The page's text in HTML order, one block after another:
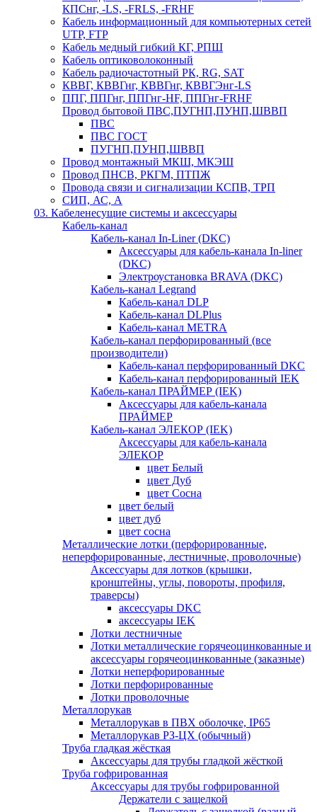
КПСнг, -LS, -FRLS, -FRHF
Кабель информационный для компьютерных сетей
UTP, FTP
Кабель медный гибкий КГ, РПШ
Кабель оптиковолоконный
Кабель радиочастотный РК, RG, SAT
КВВГ, КВВГнг, КВВГнг, КВВГЭнг-LS
ППГ, ППГнг, ППГнг-HF, ППГнг-FRHF
Провод бытовой ПВС,ПУГНП,ПУНП,ШВВП
ПВС
ПВС ГОСТ
ПУГНП,ПУНП,ШВВП
Провод монтажный МКШ, МКЭШ
Провод ПНСВ, РКГМ, ПТПЖ
Провода связи и сигнализации КСПВ, ТРП
СИП, АС, А
03. Кабеленесущие системы и аксессуары
Кабель-канал
Кабель-канал In-Liner (DKC)
Аксессуары для кабель-канала In-liner
(DKC)
Электроустановка BRAVA (DKC)
Кабель-канал Legrand
Кабель-канал DLP
Кабель-канал DLPlus
Кабель-канал METRA
Кабель-канал перфорированный (все
производители)
Кабель-канал перфорированный DKC
Кабель-канал перфорированный IEK
Кабель-канал ПРАЙМЕР (IEK)
Аксессуары для кабель-канала
ПРАЙМЕР
Кабель-канал ЭЛЕКОР (IEK)
Аксессуары для кабель-канала
ЭЛЕКОР
цвет Белый
цвет Дуб
цвет Сосна
цвет белый
цвет дуб
цвет сосна
Металлические лотки (перфорированные,
неперфорированные, лестничные, проволочные)
Аксессуары для лотков (крышки,
кронштейны, углы, повороты, профиля,
траверсы)
аксессуары DKC
аксессуары IEK
Лотки лестничные
Лотки металлические горячеоцинкованные и
аксессуары горячеоцинкованные (заказные)
Лотки неперфорированные
Лотки перфорированные
Лотки проволочные
Металлорукав
Металлорукав в ПВХ оболочке, IP65
Металлорукав РЗ-ЦХ (обычный)
Труба гладкая жёсткая
Аксессуары для трубы гладкой жёсткой
Труба гофрированная
Аксессуары для трубы гофрированной
Держатели с защелкой